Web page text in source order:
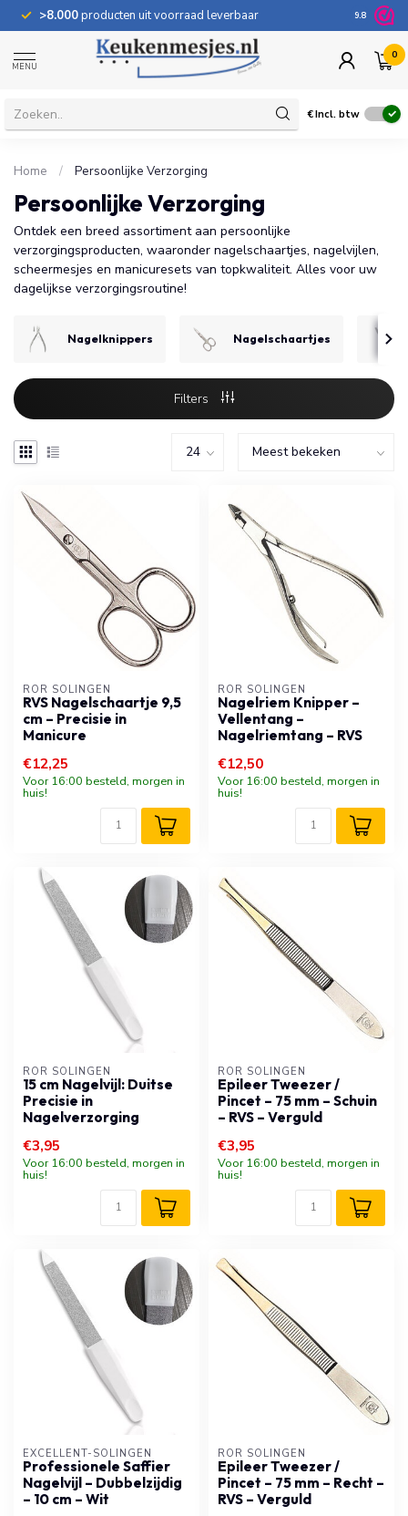
>8.000producten uit voorraad leverbaar 100
9.8
MENU
0
€Incl. btw
Home / Persoonlijke Verzorging
Persoonlijke Verzorging
Ontdek een breed assortiment aan persoonlijke
verzorgingsproducten, waaronder nagelschaartjes, nagelvijlen,
scheermesjes en manicuresets van topkwaliteit. Alles voor uw
dagelijkse verzorgingsroutine!
Nagelknippers Nagelschaartjes
Filters
RÖR SOLINGEN
RVS Nagelschaartje 9,5
cm – Precisie in
Manicure
€12,25
Voor 16:00 besteld, morgen in
huis!
RÖR SOLINGEN
Nagelriem Knipper –
Vellentang –
Nagelriemtang – RVS
€12,50
Voor 16:00 besteld, morgen in
huis!
RÖR SOLINGEN
15 cm Nagelvijl: Duitse
Precisie in
Nagelverzorging
€3,95
Voor 16:00 besteld, morgen in
huis!
RÖR SOLINGEN
Epileer Tweezer /
Pincet – 75 mm – Schuin
– RVS – Verguld
€3,95
Voor 16:00 besteld, morgen in
huis!
EXCELLENT-SOLINGEN
Professionele Saffier
Nagelvijl – Dubbelzijdig
– 10 cm – Wit
RÖR SOLINGEN
Epileer Tweezer /
Pincet – 75 mm – Recht –
RVS – Verguld